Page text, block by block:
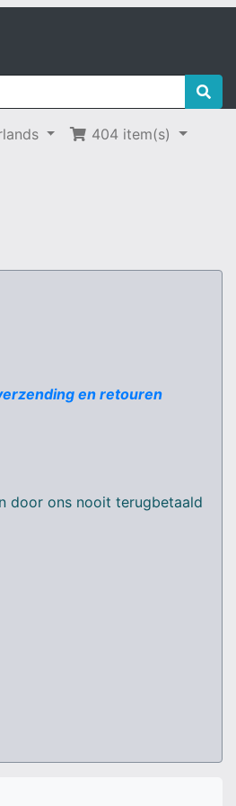
404 item(s)
en retouren
door ons nooit terugbetaald